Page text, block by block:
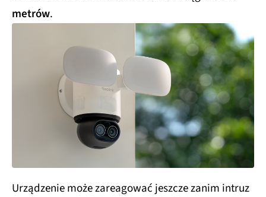
metrów.
Urządzenie może zareagować jeszcze zanim intruz